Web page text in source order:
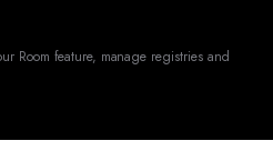
Room feature, manage registries and